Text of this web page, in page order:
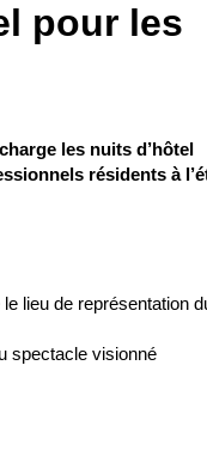
pour les
les nuits d’hôtel
résidents à
lieu de représentation
spectacle visionné